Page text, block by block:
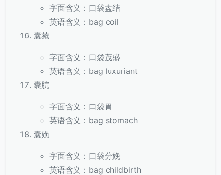
字面含义：口袋盘结
英语含义：bag coil
囊菀
字面含义：口袋茂盛
英语含义：bag luxuriant
囊脘
字面含义：口袋胃
英语含义：bag stomach
囊娩
字面含义：口袋分娩
英语含义：bag childbirth